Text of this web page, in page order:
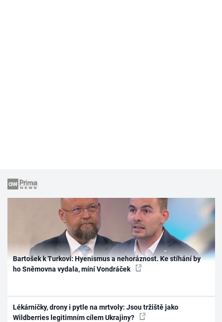
Bartošek k Turkovi: Hyenismus a nehoráznost. Ke stíhání by
ho Sněmovna vydala, míní Vondráček
Lékárničky, drony i pytle na mrtvoly: Jsou tržiště jako
Wildberries legitimním cílem Ukrajiny?